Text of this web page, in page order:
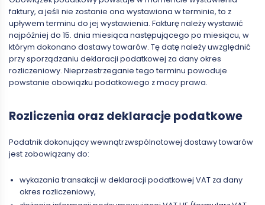
faktury, a jeśli nie zostanie ona wystawiona w terminie, to z
upływem terminu do jej wystawienia. Fakturę należy wystawić
najpóźniej do 15. dnia miesiąca następującego po miesiącu, w
którym dokonano dostawy towarów. Tę datę należy uwzględnić
przy sporządzaniu deklaracji podatkowej za dany okres
rozliczeniowy. Nieprzestrzeganie tego terminu powoduje
powstanie obowiązku podatkowego z mocy prawa.
Rozliczenia oraz deklaracje podatkowe
Podatnik dokonujący wewnątrzwspólnotowej dostawy towarów
jest zobowiązany do:
wykazania transakcji w deklaracji podatkowej VAT za dany
okres rozliczeniowy,